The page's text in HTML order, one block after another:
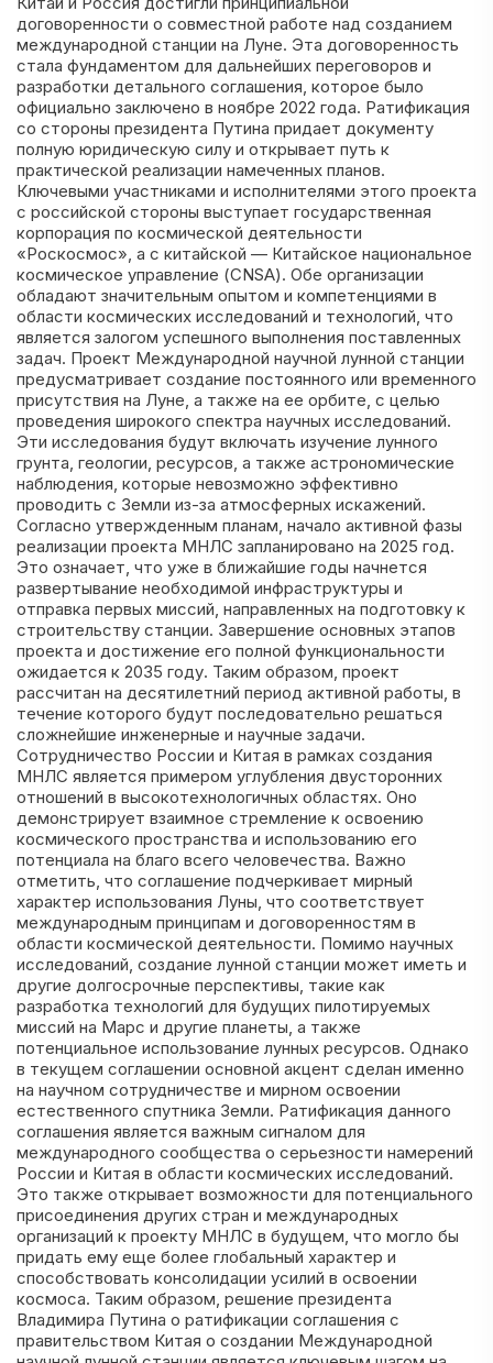
договоренности о совместной работе над созданием
международной станции на Луне. Эта договоренность
стала фундаментом для дальнейших переговоров и
разработки детального соглашения, которое было
официально заключено в ноябре 2022 года. Ратификация
со стороны президента Путина придает документу
полную юридическую силу и открывает путь к
практической реализации намеченных планов.
Ключевыми участниками и исполнителями этого проекта
с российской стороны выступает государственная
корпорация по космической деятельности
«Роскосмос», а с китайской — Китайское национальное
космическое управление (CNSA). Обе организации
обладают значительным опытом и компетенциями в
области космических исследований и технологий, что
является залогом успешного выполнения поставленных
задач. Проект Международной научной лунной станции
предусматривает создание постоянного или временного
присутствия на Луне, а также на ее орбите, с целью
проведения широкого спектра научных исследований.
Эти исследования будут включать изучение лунного
грунта, геологии, ресурсов, а также астрономические
наблюдения, которые невозможно эффективно
проводить с Земли из-за атмосферных искажений.
Согласно утвержденным планам, начало активной фазы
реализации проекта МНЛС запланировано на 2025 год.
Это означает, что уже в ближайшие годы начнется
развертывание необходимой инфраструктуры и
отправка первых миссий, направленных на подготовку к
строительству станции. Завершение основных этапов
проекта и достижение его полной функциональности
ожидается к 2035 году. Таким образом, проект
рассчитан на десятилетний период активной работы, в
течение которого будут последовательно решаться
сложнейшие инженерные и научные задачи.
Сотрудничество России и Китая в рамках создания
МНЛС является примером углубления двусторонних
отношений в высокотехнологичных областях. Оно
демонстрирует взаимное стремление к освоению
космического пространства и использованию его
потенциала на благо всего человечества. Важно
отметить, что соглашение подчеркивает мирный
характер использования Луны, что соответствует
международным принципам и договоренностям в
области космической деятельности. Помимо научных
исследований, создание лунной станции может иметь и
другие долгосрочные перспективы, такие как
разработка технологий для будущих пилотируемых
миссий на Марс и другие планеты, а также
потенциальное использование лунных ресурсов. Однако
в текущем соглашении основной акцент сделан именно
на научном сотрудничестве и мирном освоении
естественного спутника Земли. Ратификация данного
соглашения является важным сигналом для
международного сообщества о серьезности намерений
России и Китая в области космических исследований.
Это также открывает возможности для потенциального
присоединения других стран и международных
организаций к проекту МНЛС в будущем, что могло бы
придать ему еще более глобальный характер и
способствовать консолидации усилий в освоении
космоса. Таким образом, решение президента
Владимира Путина о ратификации соглашения с
правительством Китая о создании Международной